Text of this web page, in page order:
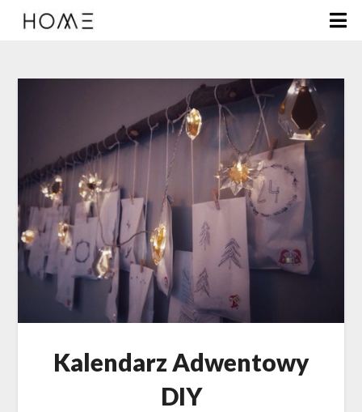
Kalendarz Adwentowy
DIY